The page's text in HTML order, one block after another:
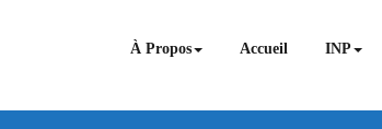
À Propos Accueil INP